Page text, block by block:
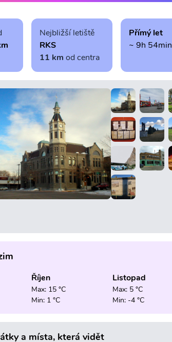
Nejbližší letiště
RKS
11 km od centra
Přímý let
~ 9h 54min
Říjen
Max: 15 °C
Min: 1 °C
Listopad
Max: 5 °C
Min: -4 °C
a místa, která vidět